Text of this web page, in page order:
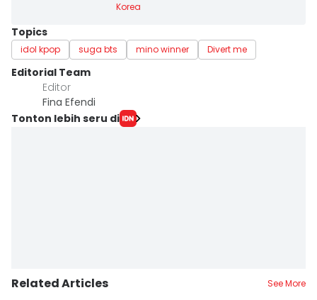
Korea
Topics
idol kpop suga bts mino winner Divert me
Editorial Team
Editor
Fina Efendi
Tonton lebih seru di
Related Articles See More